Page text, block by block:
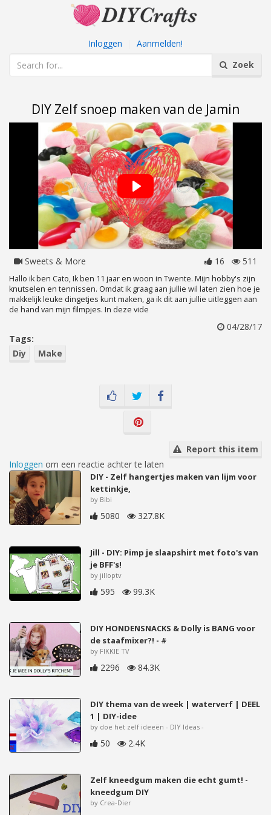
Inloggen
Aanmelden!
Zoek
DIY Zelf snoep maken van de Jamin
Sweets & More 16 511
Hallo ik ben Cato, Ik ben 11 jaar en woon in Twente. Mijn hobby's zijn
knutselen en tennissen. Omdat ik graag aan jullie wil laten zien hoe je
makkelijk leuke dingetjes kunt maken, ga ik dit aan jullie uitleggen aan
de hand van mijn filmpjes. In deze vide
04/28/17
Tags:
Diy
Make
Report this item
Inloggen om een reactie achter te laten
DIY - Zelf hangertjes maken van lijm voor
kettinkje,
by Bibi
5080 327.8K
Jill - DIY: Pimp je slaapshirt met foto's van
je BFF's!
by jilloptv
595 99.3K
DIY HONDENSNACKS & Dolly is BANG voor
de staafmixer?! - #
by FIKKIE TV
2296 84.3K
DIY thema van de week | waterverf | DEEL
1 | DIY-idee
by doe het zelf ideeën - DIY Ideas -
50 2.4K
Zelf kneedgum maken die echt gumt! -
kneedgum DIY
by Crea-Dier